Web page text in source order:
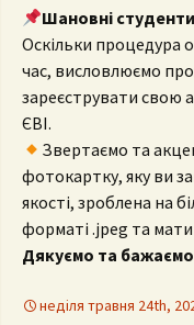
Шановні
Оскільки процедура
час, висловлюємо
зареєструвати свою
ЄВІ.
Звертаємо та
фотокартку, яку ви
якості, зроблена на
форматі .jpeg та
Дякуємо та бажаємо
неділя травня 24th,